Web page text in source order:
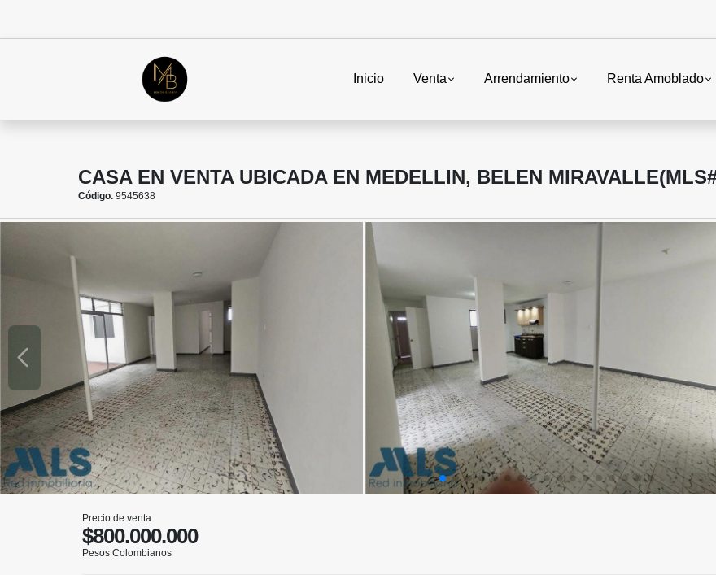
Inicio Venta Arrendamiento Renta Amoblado
CASA EN VENTA UBICADA EN MEDELLIN, BELEN
Código. 9545638
Precio de venta
$800.000.000
Pesos Colombianos